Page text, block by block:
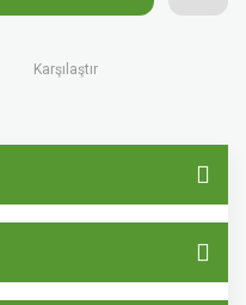
Karşılaştır